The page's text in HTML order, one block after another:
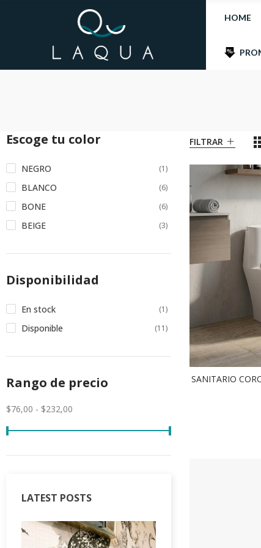
HOME
FILTRAR
SANITARIO
Escoge tu color
NEGRO (1)
BLANCO (6)
BONE (6)
BEIGE (3)
Disponibilidad
En stock (1)
Disponible (11)
Rango de precio
$76,00 - $232,00
LATEST POSTS